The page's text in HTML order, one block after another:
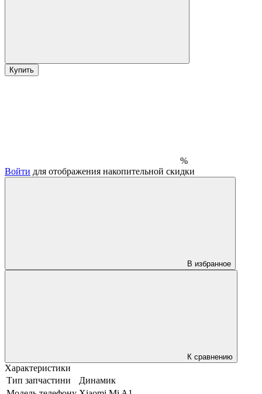
Купить
%
Войти для отображения накопительной скидки
В избранное
К сравнению
Характеристики
Тип запчастини
Динамик